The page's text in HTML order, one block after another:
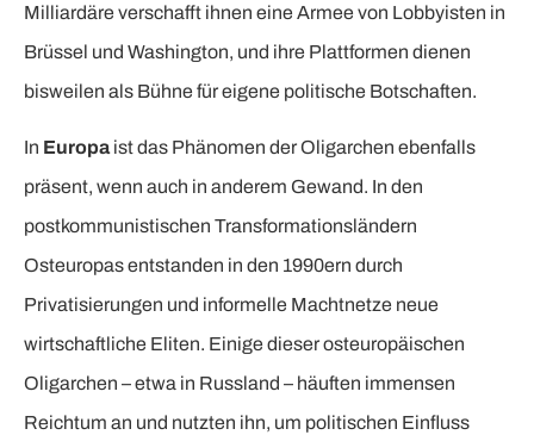
Milliardäre verschafft ihnen eine Armee von Lobbyisten in
Brüssel und Washington, und ihre Plattformen dienen
bisweilen als Bühne für eigene politische Botschaften.
In Europa ist das Phänomen der Oligarchen ebenfalls
präsent, wenn auch in anderem Gewand. In den
postkommunistischen Transformationsländern
Osteuropas entstanden in den 1990ern durch
Privatisierungen und informelle Machtnetze neue
wirtschaftliche Eliten. Einige dieser osteuropäischen
Oligarchen – etwa in Russland – häuften immensen
Reichtum an und nutzten ihn, um politischen Einfluss